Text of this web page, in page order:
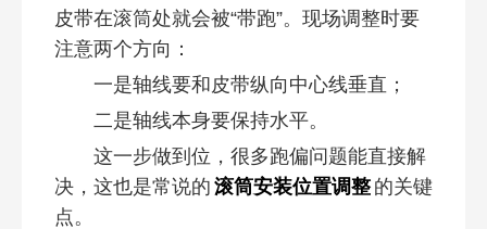
皮带在滚筒处就会被“带跑”。现场调整时要
注意两个方向：
一是轴线要和皮带纵向中心线垂直；
二是轴线本身要保持水平。
这一步做到位，很多跑偏问题能直接解
决，这也是常说的 滚筒安装位置调整 的关键
点。